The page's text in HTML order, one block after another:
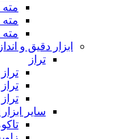
مته
مته
ابزار دقیق و
تراز
سایر